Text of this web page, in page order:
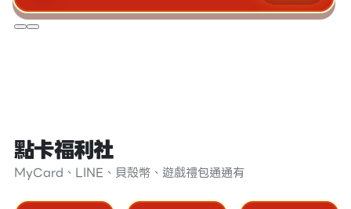
點卡福利社
MyCard、LINE、貝殼幣、遊戲禮包通通有